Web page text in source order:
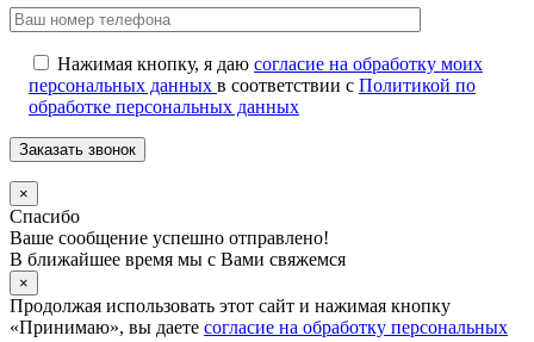
Нажимая кнопку, я даю согласие на обработку моих
персональных данных в соответствии с Политикой по
обработке персональных данных
×
Спасибо
Ваше сообщение успешно отправлено!
В ближайшее время мы с Вами свяжемся
×
Продолжая использовать этот сайт и нажимая кнопку
«Принимаю», вы даете согласие на обработку персональных